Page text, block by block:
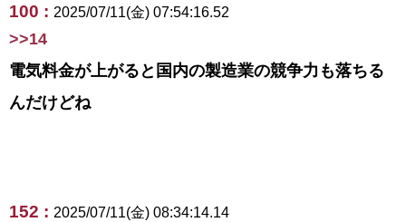
100 : 2025/07/11(金) 07:54:16.52
>>14
電気料金が上がると国内の製造業の競争力も落ちる
んだけどね
152 : 2025/07/11(金) 08:34:14.14